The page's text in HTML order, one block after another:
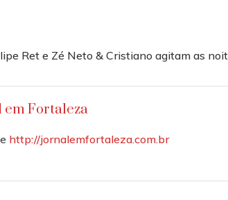
Ret e Zé Neto & Cristiano agitam as
em Fortaleza
http://jornalemfortaleza.com.br